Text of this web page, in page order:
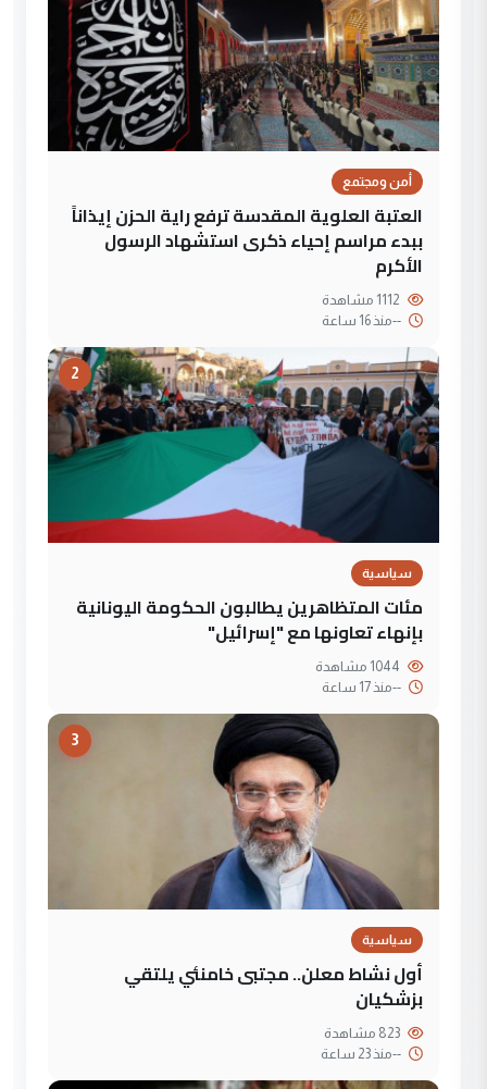
أمن ومجتمع
العتبة العلوية المقدسة ترفع راية الحزن إيذاناً
ببدء مراسم إحياء ذكرى استشهاد الرسول
الأكرم
--منذ 16 ساعة
2
سياسية
مئات المتظاهرين يطالبون الحكومة اليونانية
بإنهاء تعاونها مع "إسرائيل"
--منذ 17 ساعة
3
سياسية
أول نشاط معلن.. مجتبى خامنئي يلتقي
بزشكيان
--منذ 23 ساعة